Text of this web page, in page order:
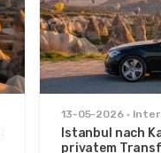
13-05-2026
Istanbul nach
privatem